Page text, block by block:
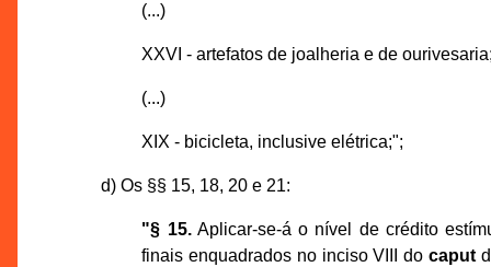
(...)
XXVI - artefatos de joalheria e de
(...)
XIX - bicicleta, inclusive elétrica;";
d) Os §§ 15, 18, 20 e 21:
"§ 15.Aplicar-se-á o nível de crédito
finais enquadrados no inciso VIII do caput